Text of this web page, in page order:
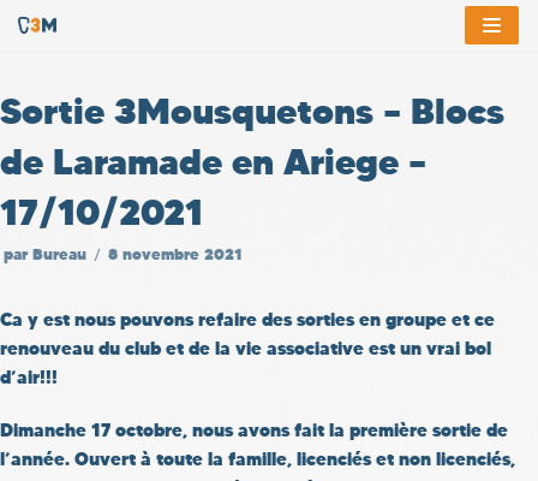
contenu
Sortie 3Mousquetons – Blocs
de Laramade en Ariege –
17/10/2021
par Bureau 8 novembre 2021
Ca y est nous pouvons refaire des sorties en groupe et ce
renouveau du club et de la vie associative est un vrai bol
d’air!!!
Dimanche 17 octobre, nous avons fait la première sortie de
l’année. Ouvert à toute la famille, licenciés et non licenciés,